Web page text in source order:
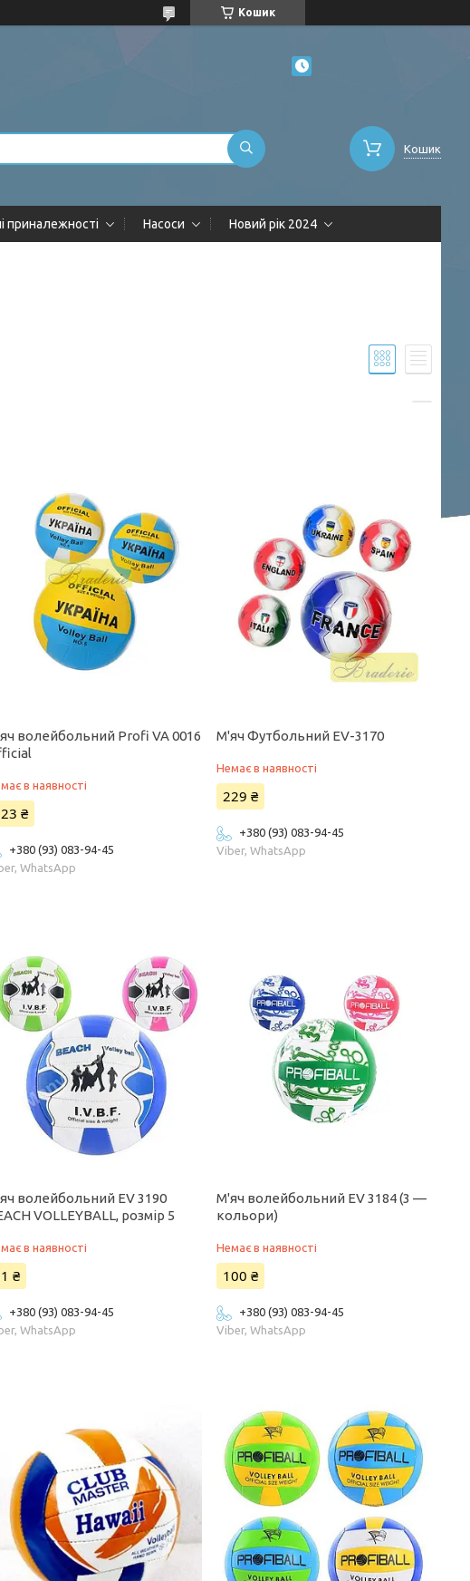
Кошик
Кошик
приналежності Насоси Новий рік 2024
волейбольний Profi VA 0016
в наявності
₴
+380 (93) 083-94-45
WhatsApp
М'яч Футбольний EV-3170
Немає в наявності
229 ₴
+380 (93) 083-94-45
Viber, WhatsApp
волейбольний EV 3190
VOLLEYBALL, розмір 5
в наявності
₴
+380 (93) 083-94-45
WhatsApp
М'яч волейбольний EV 3184 (3 —
кольори)
Немає в наявності
100 ₴
+380 (93) 083-94-45
Viber, WhatsApp